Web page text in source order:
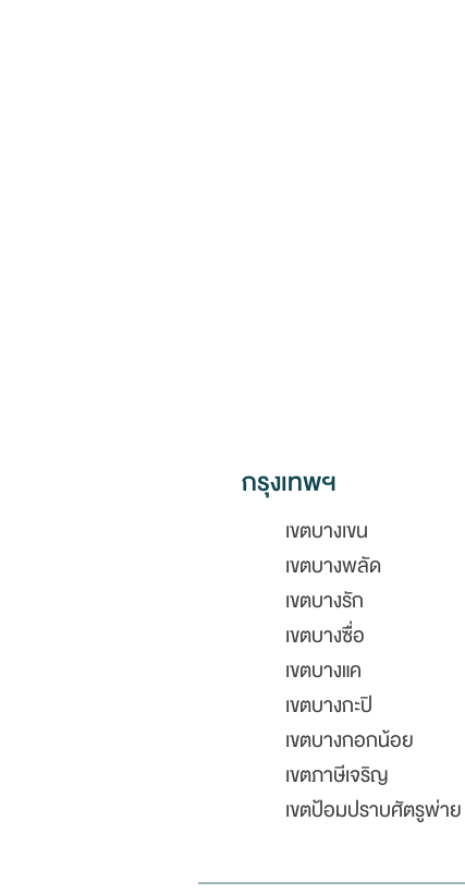
กรุงเทพฯ
เขตบางเขน
เขตบางพลัด
เขตบางรัก
เขตบางซื่อ
เขตบางแค
เขตบางกะปิ
เขตบางกอกน้อย
เขตภาษีเจริญ
เขตป้อมปราบศัตรูพ่าย